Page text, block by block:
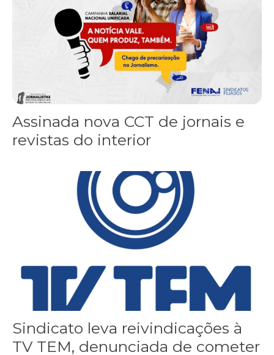
Assinada nova CCT de jornais e
revistas do interior
Sindicato leva reivindicações à TV TEM, denunciada de cometer
Sindicato leva reivindicações à
TV TEM, denunciada de cometer